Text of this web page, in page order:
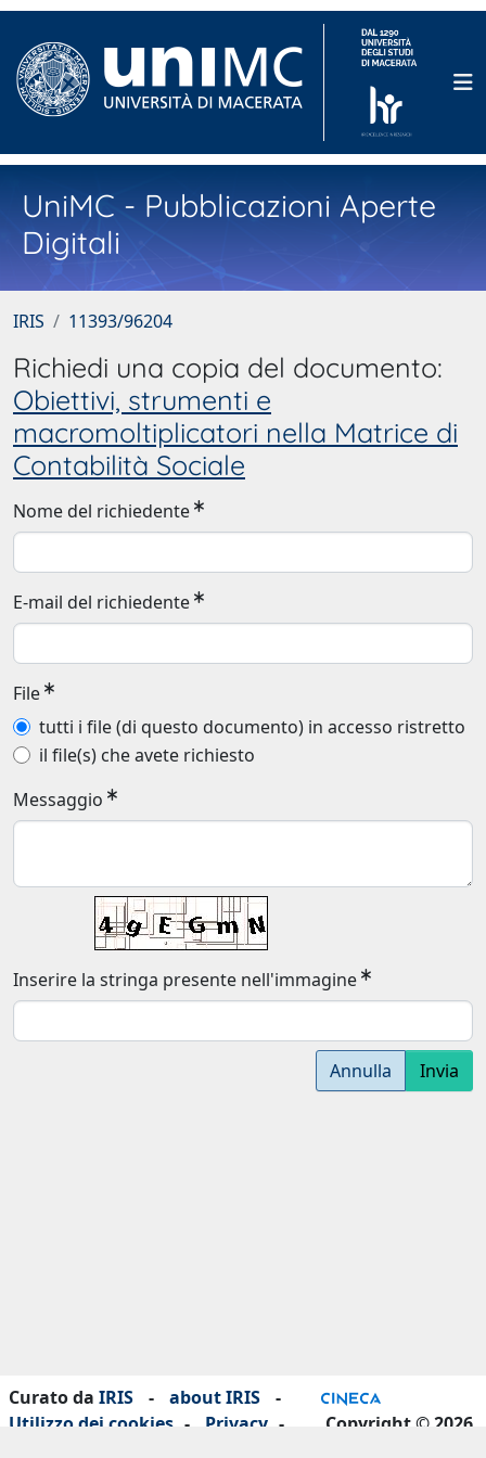
UniMC - Pubblicazioni Aperte
Digitali
IRIS 11393/96204
Richiedi una copia del documento:
Obiettivi, strumenti e
macromoltiplicatori nella Matrice di
Contabilità Sociale
Nome del richiedente
E-mail del richiedente
File
tutti i file (di questo documento) in accesso ristretto
il file(s) che avete richiesto
Messaggio
Inserire la stringa presente nell'immagine
Annulla Invia
Curato da IRIS - about IRIS
-
Utilizzo dei cookies - Privacy -
Copyright © 2026